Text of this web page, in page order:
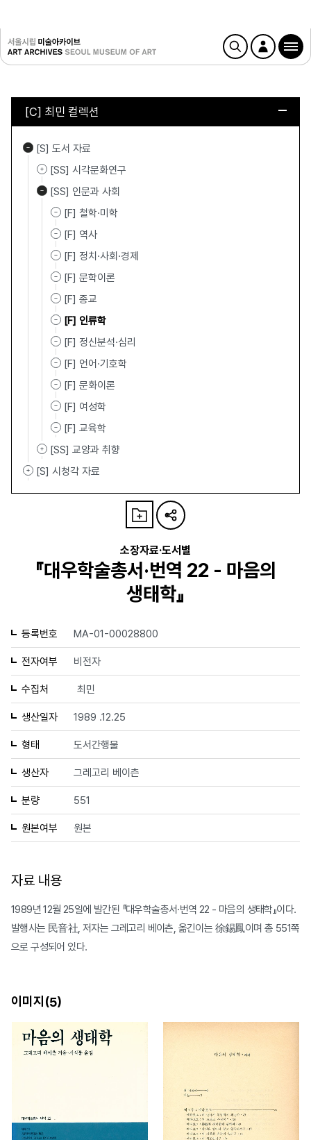
[C] 최민 컬렉션
[S] 도서 자료
[SS] 시각문화연구
[SS] 인문과 사회
[F] 철학·미학
[F] 역사
[F] 정치·사회·경제
[F] 문학이론
[F] 종교
[F] 인류학
[F] 정신분석·심리
[F] 언어·기호학
[F] 문화이론
[F] 여성학
[F] 교육학
[SS] 교양과 취향
[S] 시청각 자료
소장자료·도서별
『대우학술총서·번역 22 - 마음의
생태학』
등록번호 MA-01-00028800
전자여부 비전자
수집처 최민
생산일자 1989 .12.25
형태 도서간행물
생산자 그레고리 베이츤
분량 551
원본여부 원본
자료 내용
1989년 12월 25일에 발간된 『대우학술총서·번역 22 - 마음의 생태학』이다.
발행사는 民音社, 저자는 그레고리 베이츤, 옮긴이는 徐錫鳳이며 총 551쪽
으로 구성되어 있다.
이미지(5)